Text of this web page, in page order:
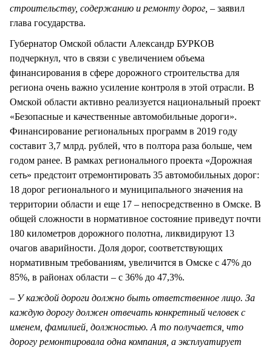
строительству, содержанию и ремонту дорог, – заявил
глава государства.
Губернатор Омской области Александр БУРКОВ
подчеркнул, что в связи с увеличением объема
финансирования в сфере дорожного строительства для
региона очень важно усиление контроля в этой отрасли. В
Омской области активно реализуется национальный проект
«Безопасные и качественные автомобильные дороги».
Финансирование региональных программ в 2019 году
составит 3,7 млрд. рублей, что в полтора раза больше, чем
годом ранее. В рамках регионального проекта «Дорожная
сеть» предстоит отремонтировать 35 автомобильных дорог:
18 дорог регионального и муниципального значения на
территории области и еще 17 – непосредственно в Омске. В
общей сложности в нормативное состояние приведут почти
180 километров дорожного полотна, ликвидируют 13
очагов аварийности. Доля дорог, соответствующих
нормативным требованиям, увеличится в Омске с 47% до
85%, в районах области – с 36% до 47,3%.
– У каждой дороги должно быть ответственное лицо. За
каждую дорогу должен отвечать конкретный человек с
именем, фамилией, должностью. А то получается, что
дорогу ремонтировала одна компания, а эксплуатирует